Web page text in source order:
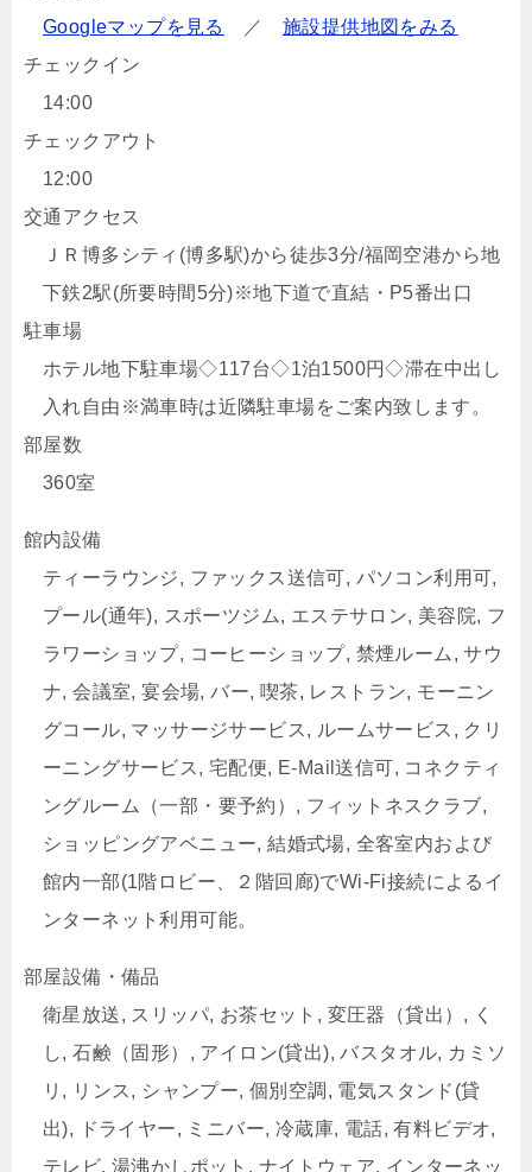
Googleマップを見る
／施設提供地図をみる
チェックイン
14:00
チェックアウト
12:00
交通アクセス
ＪＲ博多シティ(博多駅)から徒歩3分/福岡空港から地
下鉄2駅(所要時間5分)※地下道で直結・P5番出口
駐車場
ホテル地下駐車場◇117台◇1泊1500円◇滞在中出し
入れ自由※満車時は近隣駐車場をご案内致します。
部屋数
360室
館内設備
ティーラウンジ, ファックス送信可, パソコン利用可,
プール(通年), スポーツジム, エステサロン, 美容院, フ
ラワーショップ, コーヒーショップ, 禁煙ルーム, サウ
ナ, 会議室, 宴会場, バー, 喫茶, レストラン, モーニン
グコール, マッサージサービス, ルームサービス, クリ
ーニングサービス, 宅配便, E-Mail送信可, コネクティ
ングルーム（一部・要予約）, フィットネスクラブ,
ショッピングアベニュー, 結婚式場, 全客室内および
館内一部(1階ロビー、２階回廊)でWi-Fi接続によるイ
ンターネット利用可能。
部屋設備・備品
衛星放送, スリッパ, お茶セット, 変圧器（貸出）, く
し, 石鹸（固形）, アイロン(貸出), バスタオル, カミソ
リ, リンス, シャンプー, 個別空調, 電気スタンド(貸
出), ドライヤー, ミニバー, 冷蔵庫, 電話, 有料ビデオ,
テレビ, 湯沸かしポット, ナイトウェア, インターネッ